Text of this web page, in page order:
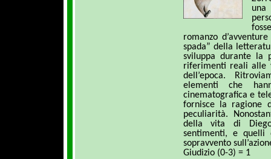
una
romanzo
spada” della
sviluppa durante la
riferimenti reali alle
dell’epoca.
elementi che
cinematografica e
fornisce la ragione
peculiarità.
della vita di
sentimenti, e quelli
sopravvento
Giudizio (0-3) = 1